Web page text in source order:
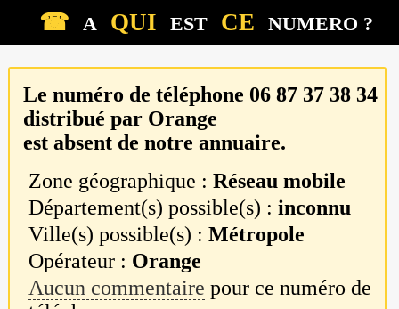
☎ A QUI EST CE NUMERO ?
Le numéro de téléphone 06 87 37 38 34
distribué par Orange
est absent de notre annuaire.
Zone géographique :Réseau mobile
Département(s) possible(s) :inconnu
Ville(s) possible(s) :Métropole
Opérateur : Orange
Aucun commentaire pour ce numéro de